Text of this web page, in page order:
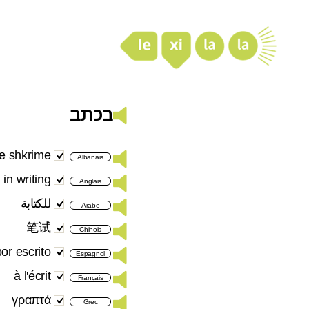
בכתב
Albanais
shkrime
Anglais
in writing
Arabe للكتابة
Chinois
笔试
Espagnol
escrito
Français
à l'écrit
Grec
γραπτά